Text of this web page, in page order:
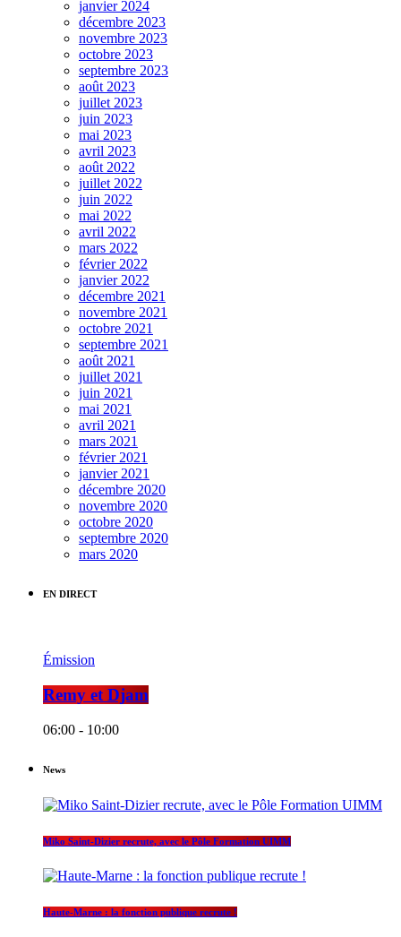
janvier 2024
décembre 2023
novembre 2023
octobre 2023
septembre 2023
août 2023
juillet 2023
juin 2023
mai 2023
avril 2023
août 2022
juillet 2022
juin 2022
mai 2022
avril 2022
mars 2022
février 2022
janvier 2022
décembre 2021
novembre 2021
octobre 2021
septembre 2021
août 2021
juillet 2021
juin 2021
mai 2021
avril 2021
mars 2021
février 2021
janvier 2021
décembre 2020
novembre 2020
octobre 2020
septembre 2020
mars 2020
EN DIRECT
Émission
Remy et Djam
06:00 - 10:00
News
Miko Saint-Dizier recrute, avec le Pôle Formation UIMM
Haute-Marne : la fonction publique recrute !